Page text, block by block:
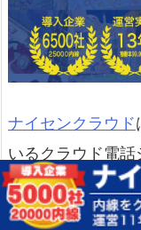
ナイセンクラウド
いるクラウド電
の市外局番、050
0800番号）に対